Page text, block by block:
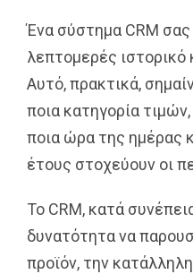
Ένα σύστημα CRM
λεπτομερές ιστορικό
Αυτό, πρακτικά,
ποια κατηγορία
ποια ώρα της ημέρας
έτους στοχεύουν οι
Το CRM, κατά
δυνατότητα να
προϊόν, την